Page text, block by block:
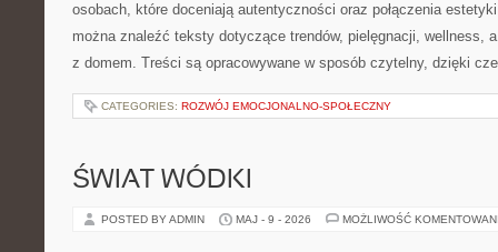
osobach, które doceniają autentyczności oraz połączenia
można znaleźć teksty dotyczące trendów, pielęgnacji, wellness,
z domem. Treści są opracowywane w sposób czytelny, dzięki
CATEGORIES: ROZWÓJ EMOCJONALNO-SPOŁECZNY
ŚWIAT WÓDKI
POSTED BY ADMIN MAJ - 9 - 2026 MOŻLIWOŚĆ